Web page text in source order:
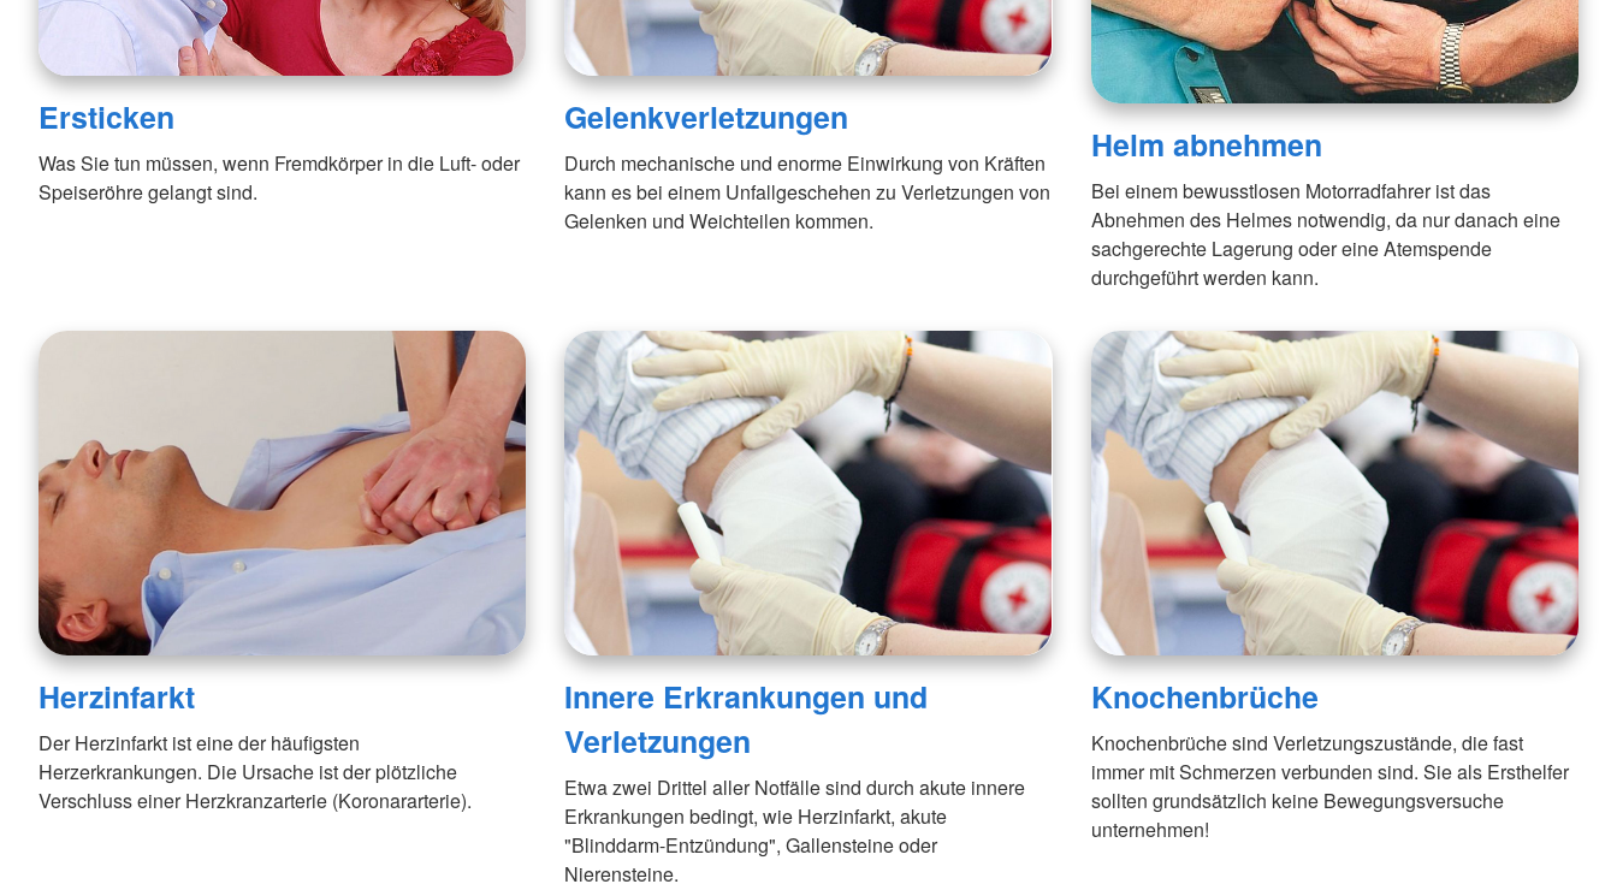
Ersticken
Was Sie tun müssen, wenn Fremdkörper in die Luft- oder
Speiseröhre gelangt sind.
Gelenkverletzungen
Durch mechanische und enorme Einwirkung von Kräften
kann es bei einem Unfallgeschehen zu Verletzungen von
Gelenken und Weichteilen kommen.
Helm abnehmen
Bei einem bewusstlosen Motorradfahrer ist das
Abnehmen des Helmes notwendig, da nur danach eine
sachgerechte Lagerung oder eine Atemspende
durchgeführt werden kann.
Herzinfarkt
Der Herzinfarkt ist eine der häufigsten
Herzerkrankungen. Die Ursache ist der plötzliche
Verschluss einer Herzkranzarterie (Koronararterie).
Innere Erkrankungen und
Verletzungen
Etwa zwei Drittel aller Notfälle sind durch akute innere
Erkrankungen bedingt, wie Herzinfarkt, akute
"Blinddarm-Entzündung", Gallensteine oder
Nierensteine.
Knochenbrüche
Knochenbrüche sind Verletzungszustände, die fast
immer mit Schmerzen verbunden sind. Sie als Ersthelfer
sollten grundsätzlich keine Bewegungsversuche
unternehmen!